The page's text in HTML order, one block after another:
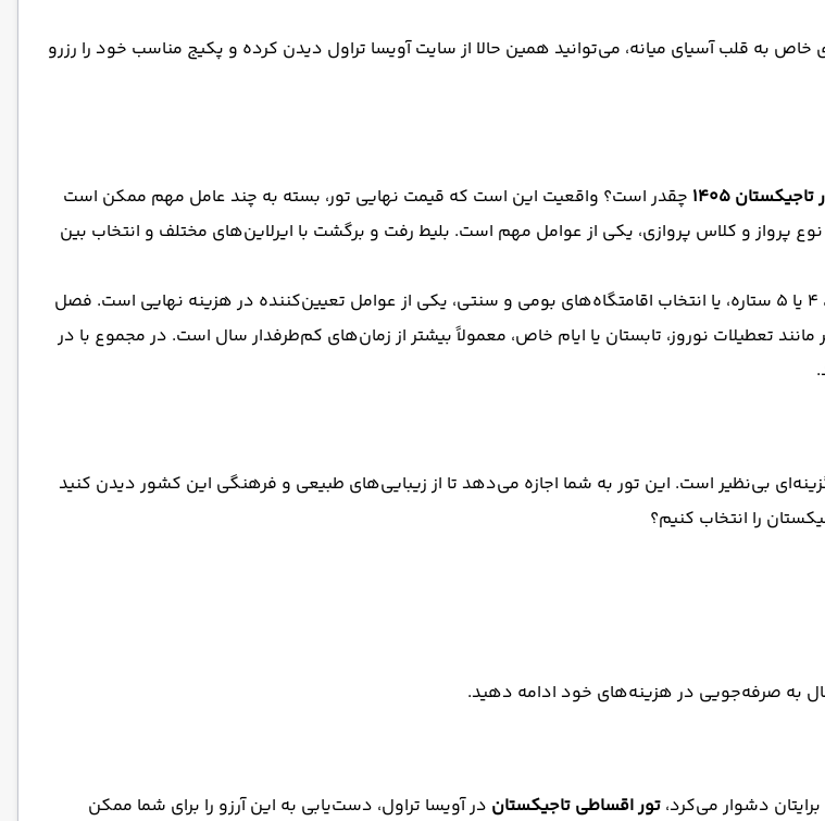
صورت آمادگی برای سفری خاص به قلب آسیای میانه، می‌توانید همین حالا از سایت آویسا تراول دیدن کرده و پکیج مناسب خود را رزرو
1405
چقدر است؟ واقعیت این است که قیمت نهایی تور، بسته به چند عامل مهم ممکن است
پرواز و کلاس پروازی، یکی از عوامل مهم است. بلیط رفت ‌و برگشت با ایرلاین‌های مختلف و انتخاب بین
سطح اقامتگاه‌ها نیز یکی دیگر از عوامل مهم به شمار می‌رود. اقامت در هتل‌های 3، 4 یا 5 ستاره، یا انتخاب اقامتگاه‌های بومی و سنتی، یکی از عوامل تعیین‌کننده در هزینه نهایی است. فصل
تعطیلات نوروز، تابستان یا ایام خاص، معمولاً بیشتر از زمان‌های کم‌طرفدار سال است. در مجموع با در
بی‌نظیر است. این تور به شما اجازه می‌دهد تا از زیبایی‌های طبیعی و فرهنگی این کشور دیدن کنید
را انتخاب کنیم؟
به صرفه‌جویی در هزینه‌های خود ادامه دهید.
دشوار می‌کرد، تور اقساطی تاجیکستان در آویسا تراول، دست‌یابی به این آرزو را برای شما ممکن